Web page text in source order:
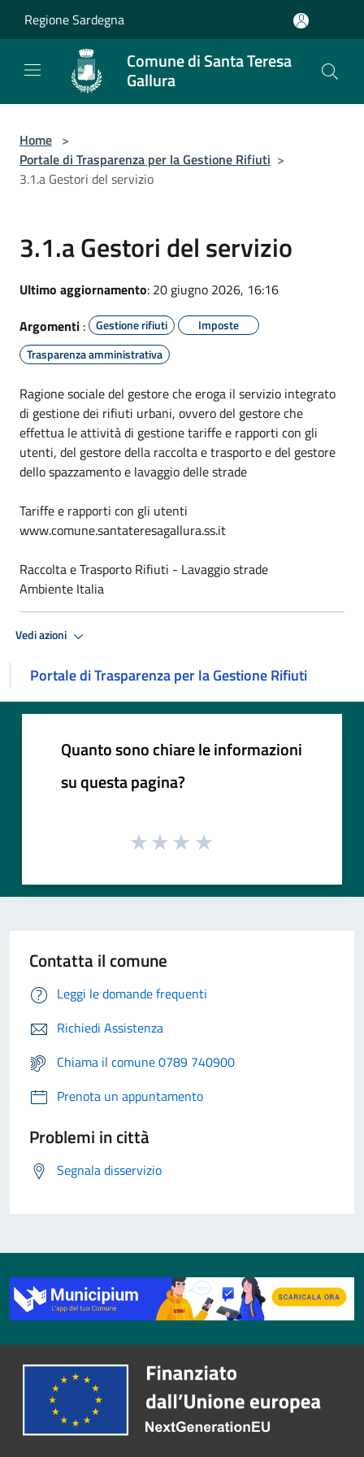
Regione Sardegna
Comune di Santa Teresa
Gallura
Home >
Portale di Trasparenza per la Gestione Rifiuti >
3.1.a Gestori del servizio
3.1.a Gestori del servizio
Ultimo aggiornamento: 20 giugno 2026, 16:16
Argomenti : Gestione rifiuti
Imposte
Trasparenza amministrativa
Ragione sociale del gestore che eroga il servizio integrato
di gestione dei rifiuti urbani, ovvero del gestore che
effettua le attività di gestione tariffe e rapporti con gli
utenti, del gestore della raccolta e trasporto e del gestore
dello spazzamento e lavaggio delle strade
Tariffe e rapporti con gli utenti
www.comune.santateresagallura.ss.it
Raccolta e Trasporto Rifiuti - Lavaggio strade
Ambiente Italia
Vedi azioni
Portale di Trasparenza per la Gestione Rifiuti
Quanto sono chiare le informazioni
su questa pagina?
Contatta il comune
Leggi le domande frequenti
Richiedi Assistenza
Chiama il comune 0789 740900
Prenota un appuntamento
Problemi in città
Segnala disservizio